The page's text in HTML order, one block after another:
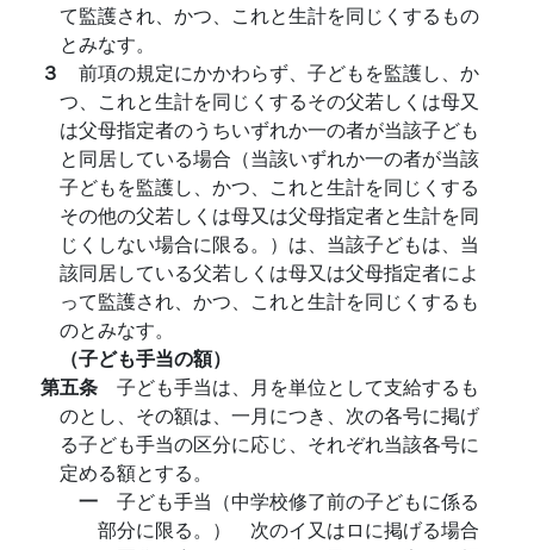
て監護され、かつ、これと生計を同じくするもの
とみなす。
３ 前項の規定にかかわらず、子どもを監護し、か
つ、これと生計を同じくするその父若しくは母又
は父母指定者のうちいずれか一の者が当該子ども
と同居している場合（当該いずれか一の者が当該
子どもを監護し、かつ、これと生計を同じくする
その他の父若しくは母又は父母指定者と生計を同
じくしない場合に限る。）は、当該子どもは、当
該同居している父若しくは母又は父母指定者によ
って監護され、かつ、これと生計を同じくするも
のとみなす。
（子ども手当の額）
第五条 子ども手当は、月を単位として支給するも
のとし、その額は、一月につき、次の各号に掲げ
る子ども手当の区分に応じ、それぞれ当該各号に
定める額とする。
一 子ども手当（中学校修了前の子どもに係る
部分に限る。） 次のイ又はロに掲げる場合